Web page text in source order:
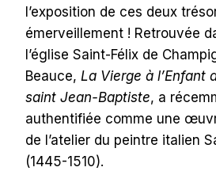
l’exposition de ces deux
émerveillement ! Retrouvée
l’église Saint-Félix de
Beauce, La Vierge à l’Enfant
saint Jean-Baptiste, a
authentifiée comme une
de l’atelier du peintre italien
(1445-1510).